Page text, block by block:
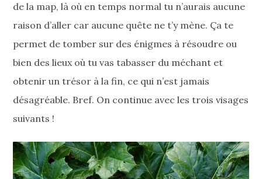
de la map, là où en temps normal tu n’aurais aucune
raison d’aller car aucune quête ne t’y mène. Ça te
permet de tomber sur des énigmes à résoudre ou
bien des lieux où tu vas tabasser du méchant et
obtenir un trésor à la fin, ce qui n’est jamais
désagréable. Bref. On continue avec les trois visages
suivants !